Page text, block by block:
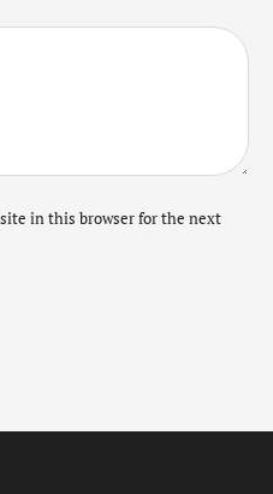
in this browser for the next